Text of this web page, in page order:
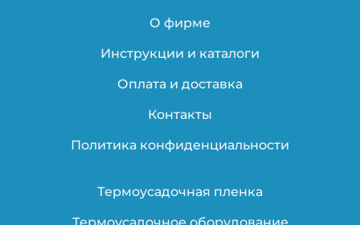
О фирме
Инструкции и каталоги
Оплата и доставка
Контакты
Политика конфиденциальности
Термоусадочная пленка